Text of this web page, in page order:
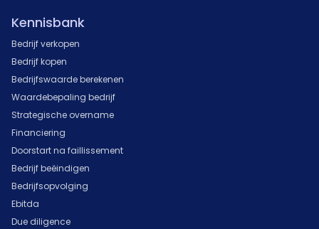
Kennisbank
Bedrijf verkopen
Bedrijf kopen
Bedrijfswaarde berekenen
Waardebepaling bedrijf
Strategische overname
Financiering
Doorstart na faillissement
Bedrijf beëindigen
Bedrijfsopvolging
Ebitda
Due diligence